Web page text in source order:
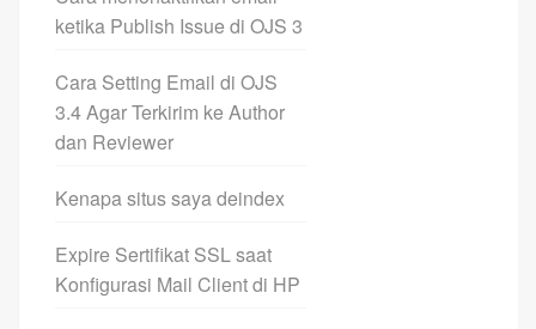
ketika Publish Issue di OJS 3
Cara Setting Email di OJS
3.4 Agar Terkirim ke Author
dan Reviewer
Kenapa situs saya deindex
Expire Sertifikat SSL saat
Konfigurasi Mail Client di HP